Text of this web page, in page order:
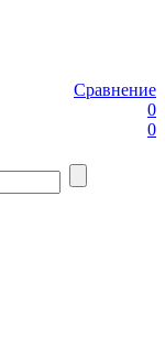
Сравнение
0
0